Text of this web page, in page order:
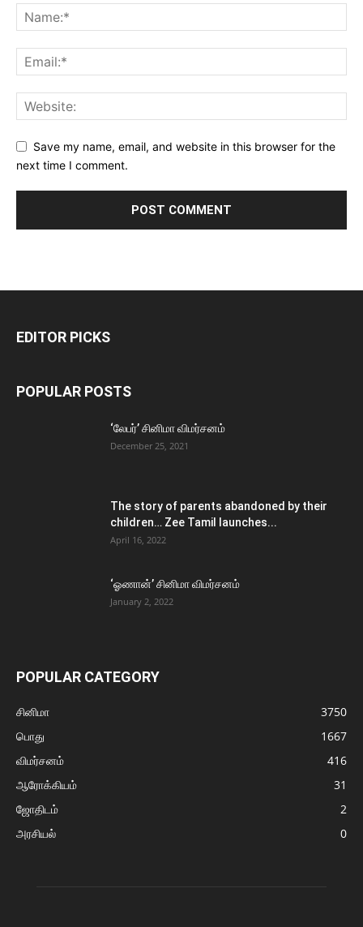
Save my name, email, and website in this browser for the
next time I comment.
EDITOR PICKS
POPULAR POSTS
‘லேபர்’ சினிமா விமர்சனம்
December 25, 2021
The story of parents abandoned by their
children… Zee Tamil launches...
April 16, 2022
‘ஓணான்’ சினிமா விமர்சனம்
January 2, 2022
POPULAR CATEGORY
சினிமா
3750
பொது
1667
விமர்சனம்
416
ஆரோக்கியம்
31
ஜோதிடம்
2
அரசியல்
0